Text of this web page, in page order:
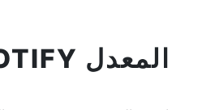
تطبيق SPOTIFY المعدل